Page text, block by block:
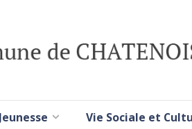
Jeunesse Vie Sociale et